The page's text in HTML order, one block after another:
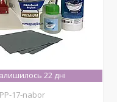
22 дні
PP-17-nabor